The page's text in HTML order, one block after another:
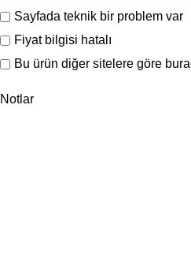
Sayfada teknik bir problem var
Fiyat bilgisi hatalı
Bu ürün diğer sitelere göre
Notlar